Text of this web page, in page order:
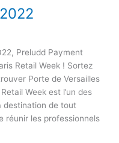
Preludd Payment
Retail Week ! Sortez
Porte de Versailles
Week est l’un des
destination de tout
réunir les professionnels